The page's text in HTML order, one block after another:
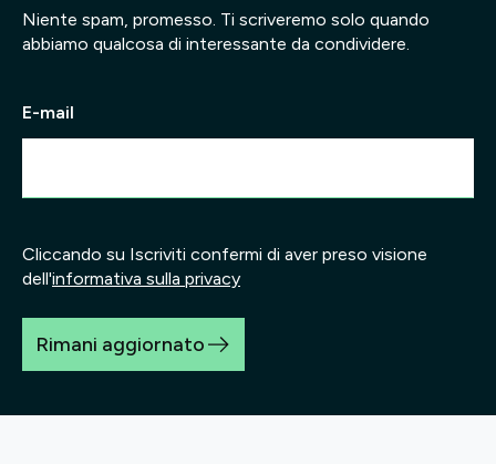
Niente spam, promesso. Ti scriveremo solo quando
abbiamo qualcosa di interessante da condividere.
E-mail
Cliccando su Iscriviti confermi di aver preso visione
dell'informativa sulla privacy
Rimani aggiornato